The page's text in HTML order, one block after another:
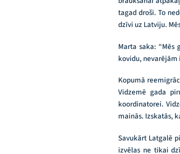
tagad droši. To
dzīvi uz Latviju.
Marta saka:
kovidu, nevarējām
Kopumā
Vidzemē gada
koordinatorei.
mainās. Izskatās,
Savukārt Latgalē
izvēlas ne tikai